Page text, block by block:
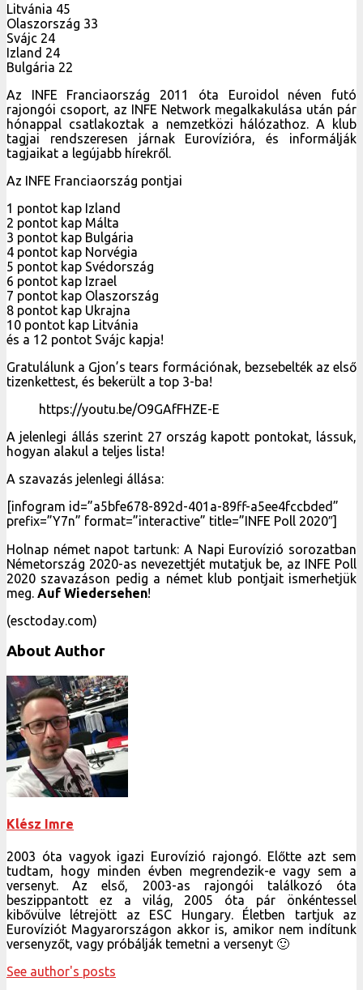
Litvánia 45
Olaszország 33
Svájc 24
Izland 24
Bulgária 22
Az INFE Franciaország 2011 óta Euroidol néven futó
rajongói csoport, az INFE Network megalkakulása után pár
hónappal csatlakoztak a nemzetközi hálózathoz. A klub
tagjai rendszeresen járnak Eurovízióra, és informálják
tagjaikat a legújabb hírekről.
Az INFE Franciaország pontjai
1 pontot kap Izland
2 pontot kap Málta
3 pontot kap Bulgária
4 pontot kap Norvégia
5 pontot kap Svédország
6 pontot kap Izrael
7 pontot kap Olaszország
8 pontot kap Ukrajna
10 pontot kap Litvánia
és a 12 pontot Svájc kapja!
Gratulálunk a Gjon’s tears formációnak, bezsebelték az első
tizenkettest, és bekerült a top 3-ba!
https://youtu.be/O9GAfFHZE-E
A jelenlegi állás szerint 27 ország kapott pontokat, lássuk,
hogyan alakul a teljes lista!
A szavazás jelenlegi állása:
[infogram id=”a5bfe678-892d-401a-89ff-a5ee4fccbded”
prefix=”Y7n” format=”interactive” title=”INFE Poll 2020″]
Holnap német napot tartunk: A Napi Eurovízió sorozatban
Németország 2020-as nevezettjét mutatjuk be, az INFE Poll
2020 szavazáson pedig a német klub pontjait ismerhetjük
meg. Auf Wiedersehen!
(esctoday.com)
About Author
Klész Imre
2003 óta vagyok igazi Eurovízió rajongó. Előtte azt sem
tudtam, hogy minden évben megrendezik-e vagy sem a
versenyt. Az első, 2003-as rajongói találkozó óta
beszippantott ez a világ, 2005 óta pár önkéntessel
kibővülve létrejött az ESC Hungary. Életben tartjuk az
Eurovíziót Magyarországon akkor is, amikor nem indítunk
versenyzőt, vagy próbálják temetni a versenyt 🙂
See author's posts